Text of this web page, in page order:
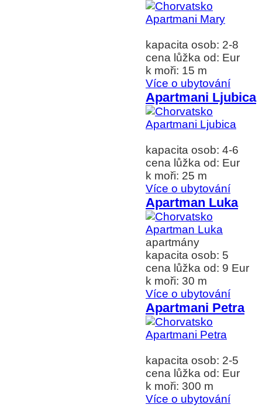
kapacita osob: 2-8
cena lůžka od: Eur
k moři: 15 m
Více o ubytování
Apartmani Ljubica
kapacita osob: 4-6
cena lůžka od: Eur
k moři: 25 m
Více o ubytování
Apartman Luka
apartmány
kapacita osob: 5
cena lůžka od: 9 Eur
k moři: 30 m
Více o ubytování
Apartmani Petra
kapacita osob: 2-5
cena lůžka od: Eur
k moři: 300 m
Více o ubytování